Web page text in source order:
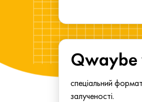
Qwaybe
спеціальний
залученості.